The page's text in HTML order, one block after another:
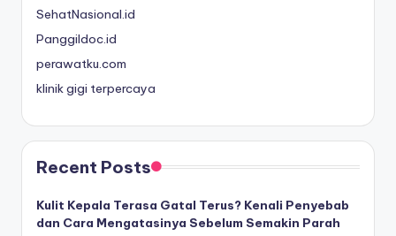
SehatNasional.id
Panggildoc.id
perawatku.com
klinik gigi terpercaya
Recent Posts
Kulit Kepala Terasa Gatal Terus? Kenali Penyebab
dan Cara Mengatasinya Sebelum Semakin Parah